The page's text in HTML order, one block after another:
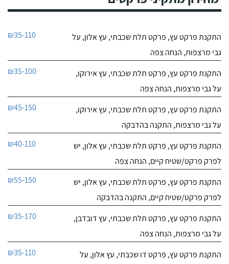
התקנת פרקט עץ, פרקט תלת שכבתי, עץ אלון, על
גבי מרצפות, הנחה צפה
₪35-110
התקנת פרקט עץ, פרקט תלת שכבתי, עץ אירוקו,
על גבי מרצפות, הנחה צפה
₪35-100
התקנת פרקט עץ, פרקט תלת שכבתי, עץ אירוקו,
על גבי מרצפות, התקנה בהדבקה
₪45-150
התקנת פרקט עץ, פרקט תלת שכבתי, עץ אלון, יש
לפרק פרקט/שטיח קיים, הנחה צפה
₪40-110
התקנת פרקט עץ, פרקט תלת שכבתי, עץ אלון, יש
לפרק פרקט/שטיח קיים, התקנה בהדבקה
₪55-150
התקנת פרקט עץ, פרקט תלת שכבתי, עץ דובדבן,
על גבי מרצפות, הנחה צפה
₪35-170
התקנת פרקט עץ, פרקט דו שכבתי, עץ אלון, על
₪35-110